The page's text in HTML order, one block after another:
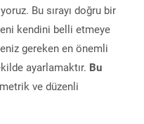
Bu sırayı doğru bir
kendini belli etmeye
gereken en önemli
ayarlamaktır. Bu
ve düzenli